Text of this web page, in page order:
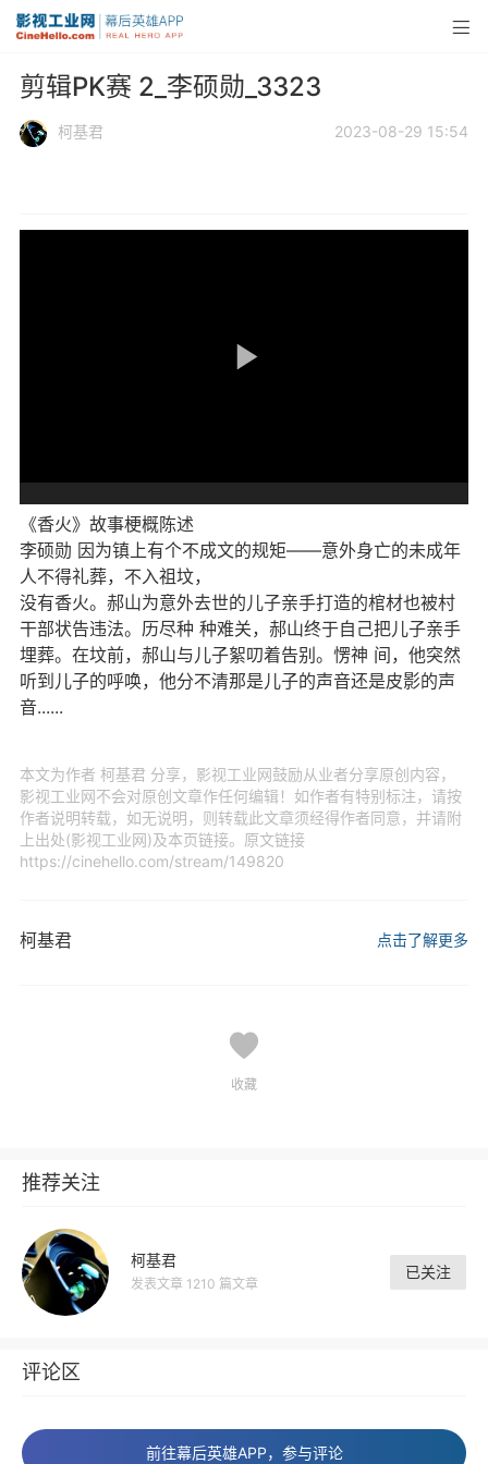
剪辑PK赛 2_李硕勋_3323
柯基君 2023-08-29 15:54
《香火》故事梗概陈述
李硕勋 因为镇上有个不成文的规矩——意外身亡的未成年
人不得礼葬，不入祖坟，
没有香火。郝山为意外去世的儿子亲手打造的棺材也被村
干部状告违法。历尽种 种难关，郝山终于自己把儿子亲手
埋葬。在坟前，郝山与儿子絮叨着告别。愣神 间，他突然
听到儿子的呼唤，他分不清那是儿子的声音还是皮影的声
音......
本文为作者 柯基君 分享，影视工业网鼓励从业者分享原创内容，
影视工业网不会对原创文章作任何编辑！如作者有特别标注，请按
作者说明转载，如无说明，则转载此文章须经得作者同意，并请附
上出处(影视工业网)及本页链接。原文链接
https://cinehello.com/stream/149820
柯基君 点击了解更多
收藏
推荐关注
柯基君
发表文章 1210 篇文章
已关注
评论区
前往幕后英雄APP，参与评论